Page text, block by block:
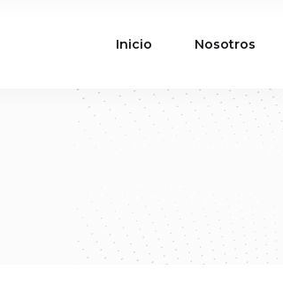
Inicio Nosotros